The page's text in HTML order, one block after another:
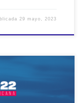
29 mayo, 2023